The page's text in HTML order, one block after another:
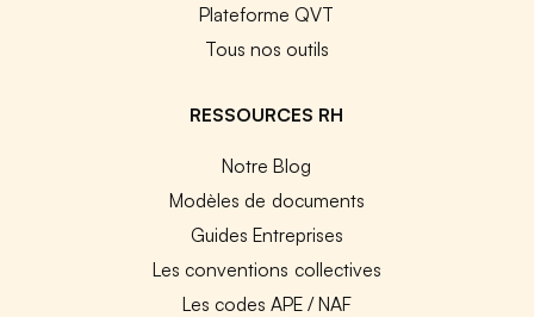
Plateforme QVT
Tous nos outils
RESSOURCES RH
Notre Blog
Modèles de documents
Guides Entreprises
Les conventions collectives
Les codes APE / NAF